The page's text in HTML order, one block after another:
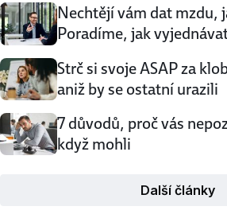
sama …
Nechtějí vám dat mzdu,
Poradíme, jak
Strč si svoje ASAP za
aniž by se ostatní urazili
7 důvodů, proč vás
když mohli
Další články